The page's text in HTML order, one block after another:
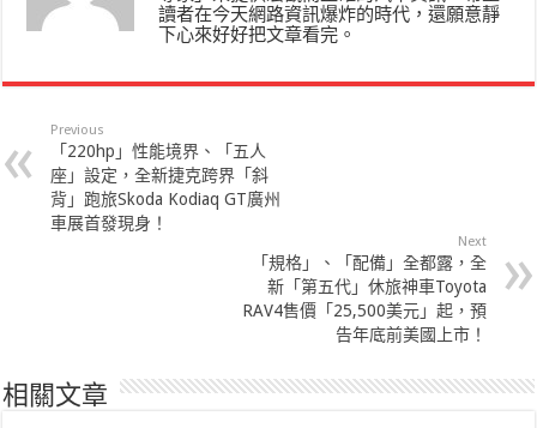
讀者在今天網路資訊爆炸的時代，還願意靜
下心來好好把文章看完。
Previous
「220hp」性能境界、「五人
座」設定，全新捷克跨界「斜
背」跑旅Skoda Kodiaq GT廣州
車展首發現身！
Next
「規格」、「配備」全都露，全
新「第五代」休旅神車Toyota
RAV4售價「25,500美元」起，預
告年底前美國上市！
相關文章